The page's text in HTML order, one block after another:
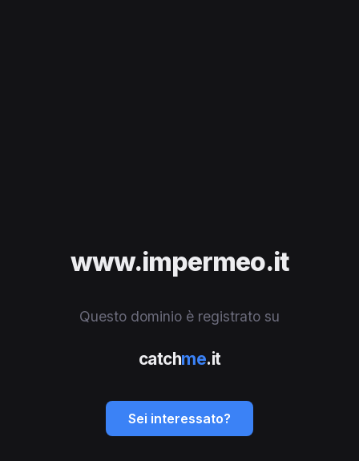
www.impermeo.it
Questo dominio è registrato su
catchme.it
Sei interessato?